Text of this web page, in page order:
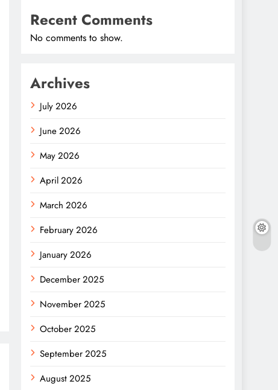
Recent Comments
No comments to show.
Archives
July 2026
June 2026
May 2026
April 2026
March 2026
February 2026
January 2026
December 2025
November 2025
October 2025
September 2025
August 2025